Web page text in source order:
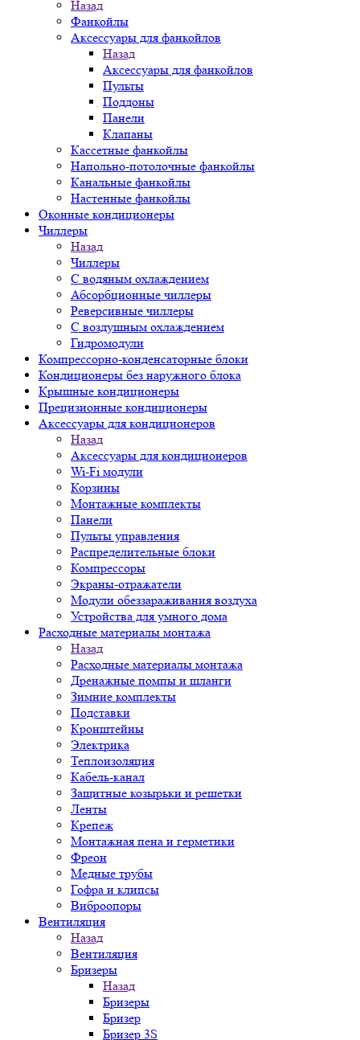
Назад
Фанкойлы
Аксессуары для фанкойлов
Назад
Аксессуары для фанкойлов
Пульты
Поддоны
Панели
Клапаны
Кассетные фанкойлы
Напольно-потолочные фанкойлы
Канальные фанкойлы
Настенные фанкойлы
Оконные кондиционеры
Чиллеры
Назад
Чиллеры
С водяным охлаждением
Абсорбционные чиллеры
Реверсивные чиллеры
С воздушным охлаждением
Гидромодули
Компрессорно-конденсаторные блоки
Кондиционеры без наружного блока
Крышные кондиционеры
Прецизионные кондиционеры
Аксессуары для кондиционеров
Назад
Аксессуары для кондиционеров
Wi-Fi модули
Корзины
Монтажные комплекты
Панели
Пульты управления
Распределительные блоки
Компрессоры
Экраны-отражатели
Модули обеззараживания воздуха
Устройства для умного дома
Расходные материалы монтажа
Назад
Расходные материалы монтажа
Дренажные помпы и шланги
Зимние комплекты
Подставки
Кронштейны
Электрика
Теплоизоляция
Кабель-канал
Защитные козырьки и решетки
Ленты
Крепеж
Монтажная пена и герметики
Фреон
Медные трубы
Гофра и клипсы
Виброопоры
Вентиляция
Назад
Вентиляция
Бризеры
Назад
Бризеры
Бризер
Бризер 3S